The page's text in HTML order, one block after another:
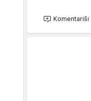
Komentariši